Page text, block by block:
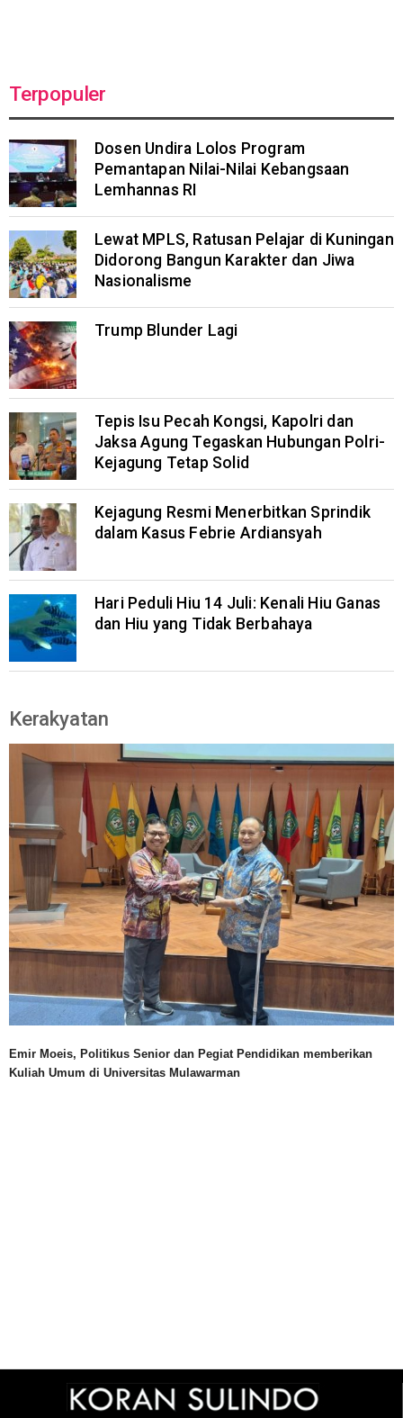
Terpopuler
Dosen Undira Lolos Program
Pemantapan Nilai-Nilai Kebangsaan
Lemhannas RI
Lewat MPLS, Ratusan Pelajar di Kuningan
Didorong Bangun Karakter dan Jiwa
Nasionalisme
Trump Blunder Lagi
Tepis Isu Pecah Kongsi, Kapolri dan
Jaksa Agung Tegaskan Hubungan Polri-
Kejagung Tetap Solid
Kejagung Resmi Menerbitkan Sprindik
dalam Kasus Febrie Ardiansyah
Hari Peduli Hiu 14 Juli: Kenali Hiu Ganas
dan Hiu yang Tidak Berbahaya
Kerakyatan
Emir Moeis, Politikus Senior dan Pegiat Pendidikan memberikan
Kuliah Umum di Universitas Mulawarman